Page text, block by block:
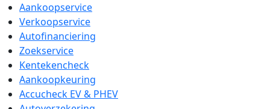
Aankoopservice
Verkoopservice
Autofinanciering
Zoekservice
Kentekencheck
Aankoopkeuring
Accucheck EV & PHEV